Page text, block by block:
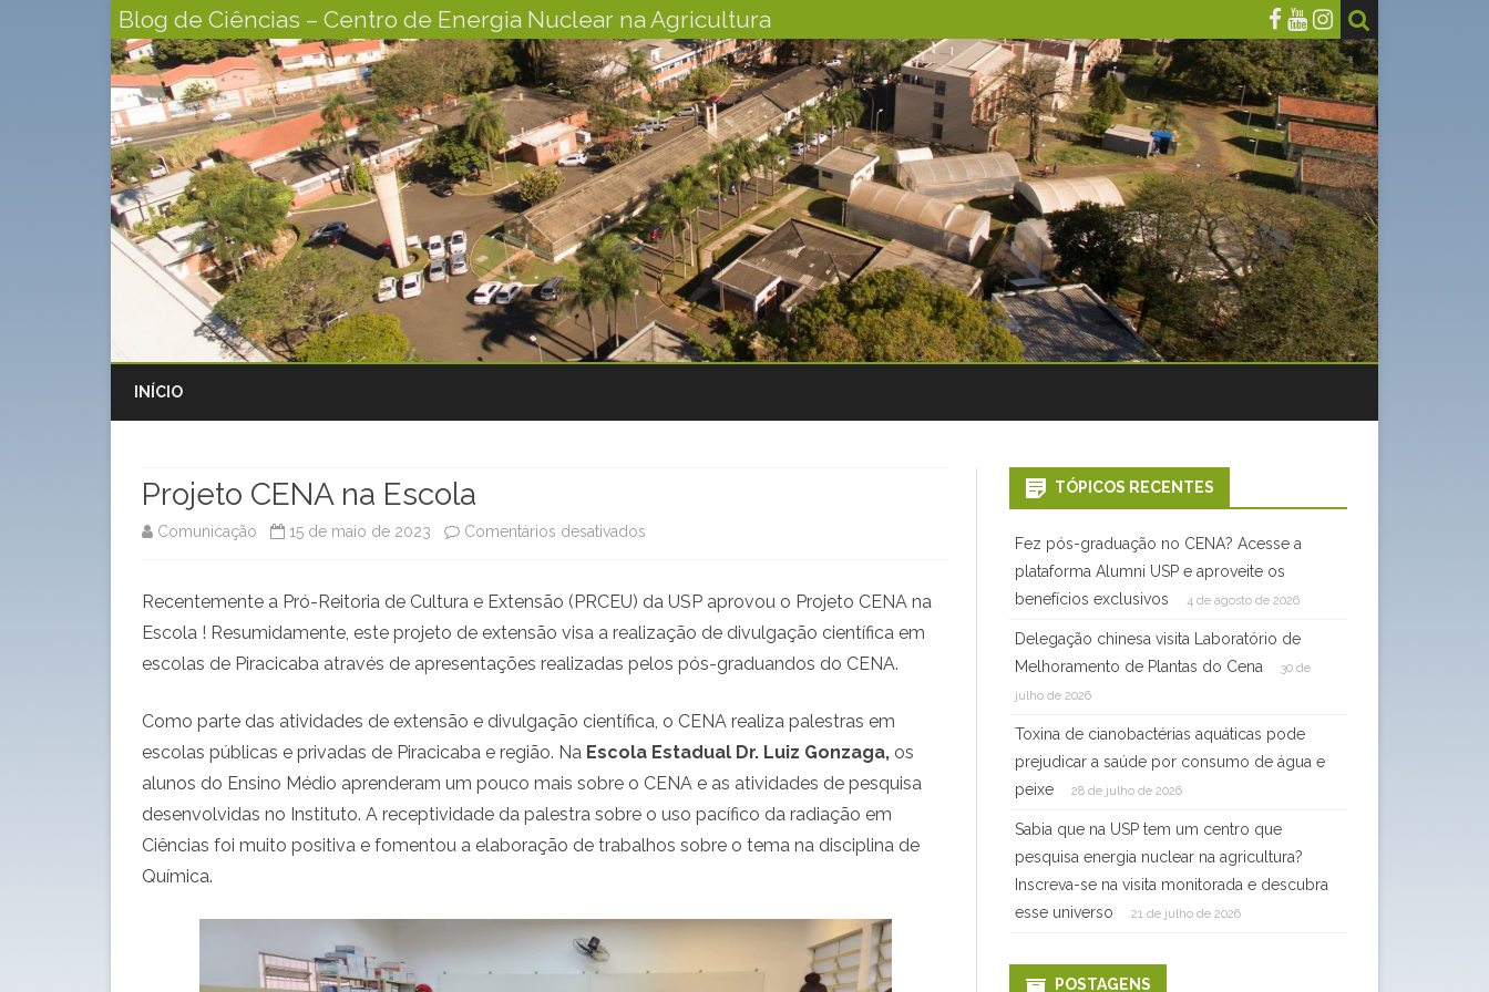
Blog de Ciências – Centro de Energia Nuclear na Agricultura
INÍCIO
Projeto CENA na Escola
Comunicação 15 de maio de 2023 Comentários desativados
P
j
e
o
E
Recentemente a Pró-Reitoria de Cultura e Extensão (PRCEU) da USP aprovou o Projeto CENA na
Escola ! Resumidamente, este projeto de extensão visa a realização de divulgação científica em
escolas de Piracicaba através de apresentações realizadas pelos pós-graduandos do CENA.
Como parte das atividades de extensão e divulgação científica, o CENA realiza palestras em
escolas públicas e privadas de Piracicaba e região. Na Escola Estadual Dr. Luiz Gonzaga, os
alunos do Ensino Médio aprenderam um pouco mais sobre o CENA e as atividades de pesquisa
desenvolvidas no Instituto. A receptividade da palestra sobre o uso pacífico da radiação em
Ciências foi muito positiva e fomentou a elaboração de trabalhos sobre o tema na disciplina de
Química.
TÓPICOS RECENTES
Fez pós-graduação no CENA? Acesse a
plataforma Alumni USP e aproveite os
benefícios exclusivos
4 de agosto de 2026
Delegação chinesa visita Laboratório de
Melhoramento de Plantas do Cena
30 de
julho de 2026
Toxina de cianobactérias aquáticas pode
prejudicar a saúde por consumo de água e
peixe
28 de julho de 2026
Sabia que na USP tem um centro que
pesquisa energia nuclear na agricultura?
Inscreva-se na visita monitorada e descubra
esse universo
21 de julho de 2026
POSTAGENS